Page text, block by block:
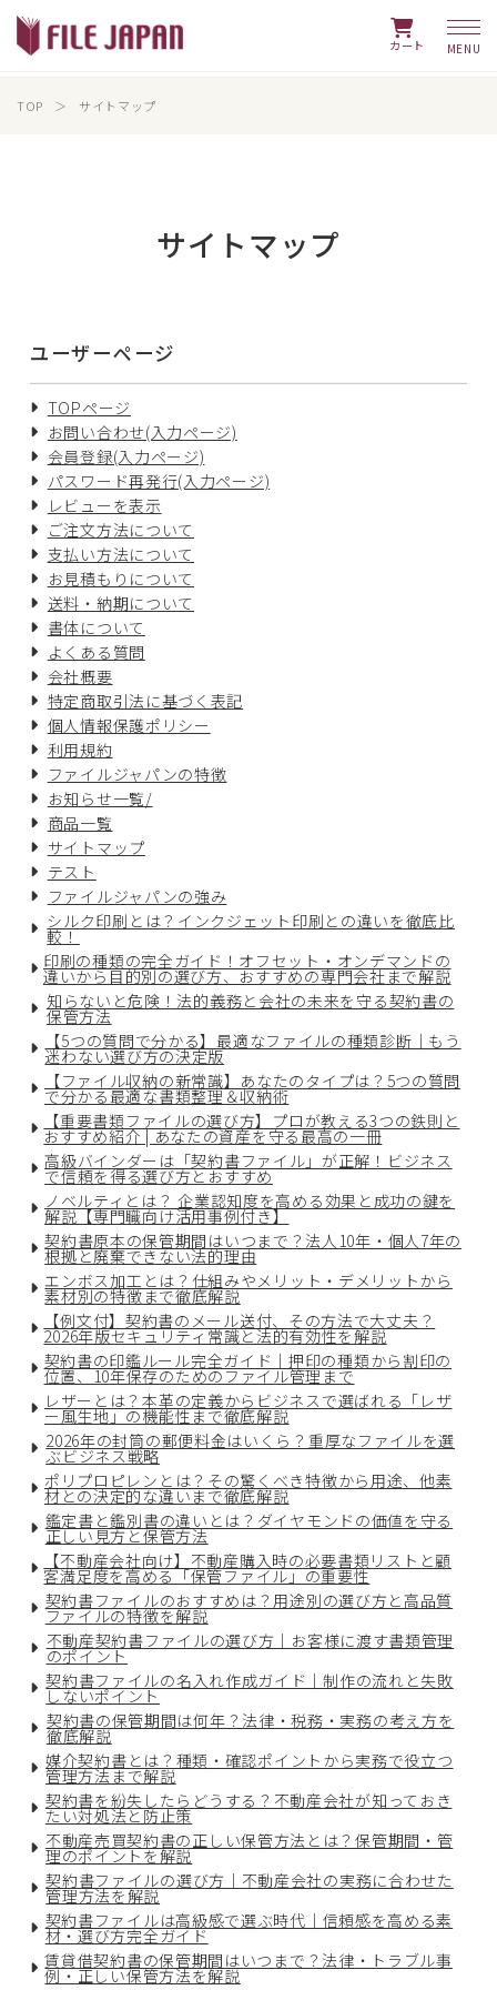
カート
TOP サイトマップ
サイトマップ
ユーザーページ
TOPページ
お問い合わせ(入力ページ)
会員登録(入力ページ)
パスワード再発行(入力ページ)
レビューを表示
ご注文方法について
支払い方法について
お見積もりについて
送料・納期について
書体について
よくある質問
会社概要
特定商取引法に基づく表記
個人情報保護ポリシー
利用規約
ファイルジャパンの特徴
お知らせ一覧/
商品一覧
サイトマップ
テスト
ファイルジャパンの強み
シルク印刷とは？インクジェット印刷との違いを徹底比
較！
印刷の種類の完全ガイド！オフセット・オンデマンドの
違いから目的別の選び方、おすすめの専門会社まで解説
知らないと危険！法的義務と会社の未来を守る契約書の
保管方法
【5つの質問で分かる】最適なファイルの種類診断｜もう
迷わない選び方の決定版
【ファイル収納の新常識】あなたのタイプは？5つの質問
で分かる最適な書類整理＆収納術
【重要書類ファイルの選び方】プロが教える3つの鉄則と
おすすめ紹介 | あなたの資産を守る最高の一冊
高級バインダーは「契約書ファイル」が正解！ビジネス
で信頼を得る選び方とおすすめ
ノベルティとは？ 企業認知度を高める効果と成功の鍵を
解説【専門職向け活用事例付き】
契約書原本の保管期間はいつまで？法人10年・個人7年の
根拠と廃棄できない法的理由
エンボス加工とは？仕組みやメリット・デメリットから
素材別の特徴まで徹底解説
【例文付】契約書のメール送付、その方法で大丈夫？
2026年版セキュリティ常識と法的有効性を解説
契約書の印鑑ルール完全ガイド｜押印の種類から割印の
位置、10年保存のためのファイル管理まで
レザーとは？本革の定義からビジネスで選ばれる「レザ
ー風生地」の機能性まで徹底解説
2026年の封筒の郵便料金はいくら？重厚なファイルを選
ぶビジネス戦略
ポリプロピレンとは？その驚くべき特徴から用途、他素
材との決定的な違いまで徹底解説
鑑定書と鑑別書の違いとは？ダイヤモンドの価値を守る
正しい見方と保管方法
【不動産会社向け】不動産購入時の必要書類リストと顧
客満足度を高める「保管ファイル」の重要性
契約書ファイルのおすすめは？用途別の選び方と高品質
ファイルの特徴を解説
不動産契約書ファイルの選び方｜お客様に渡す書類管理
のポイント
契約書ファイルの名入れ作成ガイド｜制作の流れと失敗
しないポイント
契約書の保管期間は何年？法律・税務・実務の考え方を
徹底解説
媒介契約書とは？種類・確認ポイントから実務で役立つ
管理方法まで解説
契約書を紛失したらどうする？不動産会社が知っておき
たい対処法と防止策
不動産売買契約書の正しい保管方法とは？保管期間・管
理のポイントを解説
契約書ファイルの選び方｜不動産会社の実務に合わせた
管理方法を解説
契約書ファイルは高級感で選ぶ時代｜信頼感を高める素
材・選び方完全ガイド
賃貸借契約書の保管期間はいつまで？法律・トラブル事
例・正しい保管方法を解説